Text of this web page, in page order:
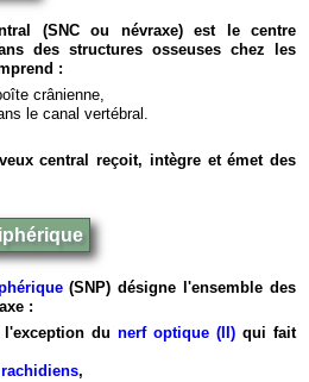
(SNC ou névraxe) est le centre
des structures osseuses chez les
:
crânienne,
le canal vertébral.
central reçoit, intègre et émet des
(SNP) désigne l'ensemble des
:
l'exception du nerf optique (II) qui fait
,